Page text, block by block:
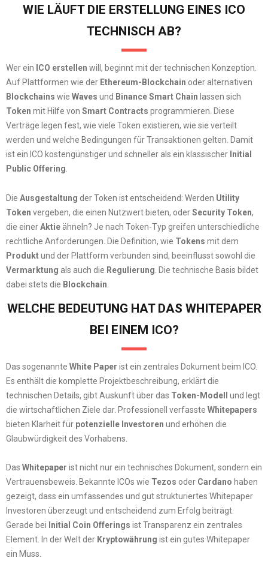
WIE LÄUFT DIE ERSTELLUNG EINES ICO
TECHNISCH AB?
Wer ein ICO erstellen will, beginnt mit der technischen Konzeption.
Auf Plattformen wie der Ethereum-Blockchain oder alternativen
Blockchains wie Waves und Binance Smart Chain lassen sich
Token mit Hilfe von Smart Contracts programmieren. Diese
Verträge legen fest, wie viele Token existieren, wie sie verteilt
werden und welche Bedingungen für Transaktionen gelten. Damit
ist ein ICO kostengünstiger und schneller als ein klassischer Initial
Public Offering
Die Ausgestaltung der Token ist entscheidend: Werden Utility
Token vergeben, die einen Nutzwert bieten, oderSecurity Token,
die einerAktie ähneln? Je nach Token-Typ greifen unterschiedliche
rechtliche Anforderungen. Die Definition, wie Tokens mit dem
Produktund der Plattform verbunden sind, beeinflusst sowohl die
Vermarktung als auch die Regulierung . Die technische Basis bildet
dabei stets die Blockchain
WELCHE BEDEUTUNG HAT DAS WHITEPAPER
BEI EINEM ICO?
Das sogenannte White Paper ist ein zentrales Dokument beim ICO.
Es enthält die komplette Projektbeschreibung, erklärt die
technischen Details, gibt Auskunft über das Token-Modell und legt
die wirtschaftlichen Ziele dar. Professionell verfasste Whitepapers
bieten Klarheit für potenzielle Investoren und erhöhen die
Glaubwürdigkeit des Vorhabens.
Das Whitepaper ist nicht nur ein technisches Dokument, sondern ein
Vertrauensbeweis. Bekannte ICOs wie Tezos oder Cardano haben
gezeigt, dass ein umfassendes und gut strukturiertes Whitepaper
Investoren überzeugt und entscheidend zum Erfolg beiträgt.
Gerade bei Initial Coin Offerings ist Transparenz ein zentrales
Element. In der Welt der Kryptowährung ist ein gutes Whitepaper
ein Muss.